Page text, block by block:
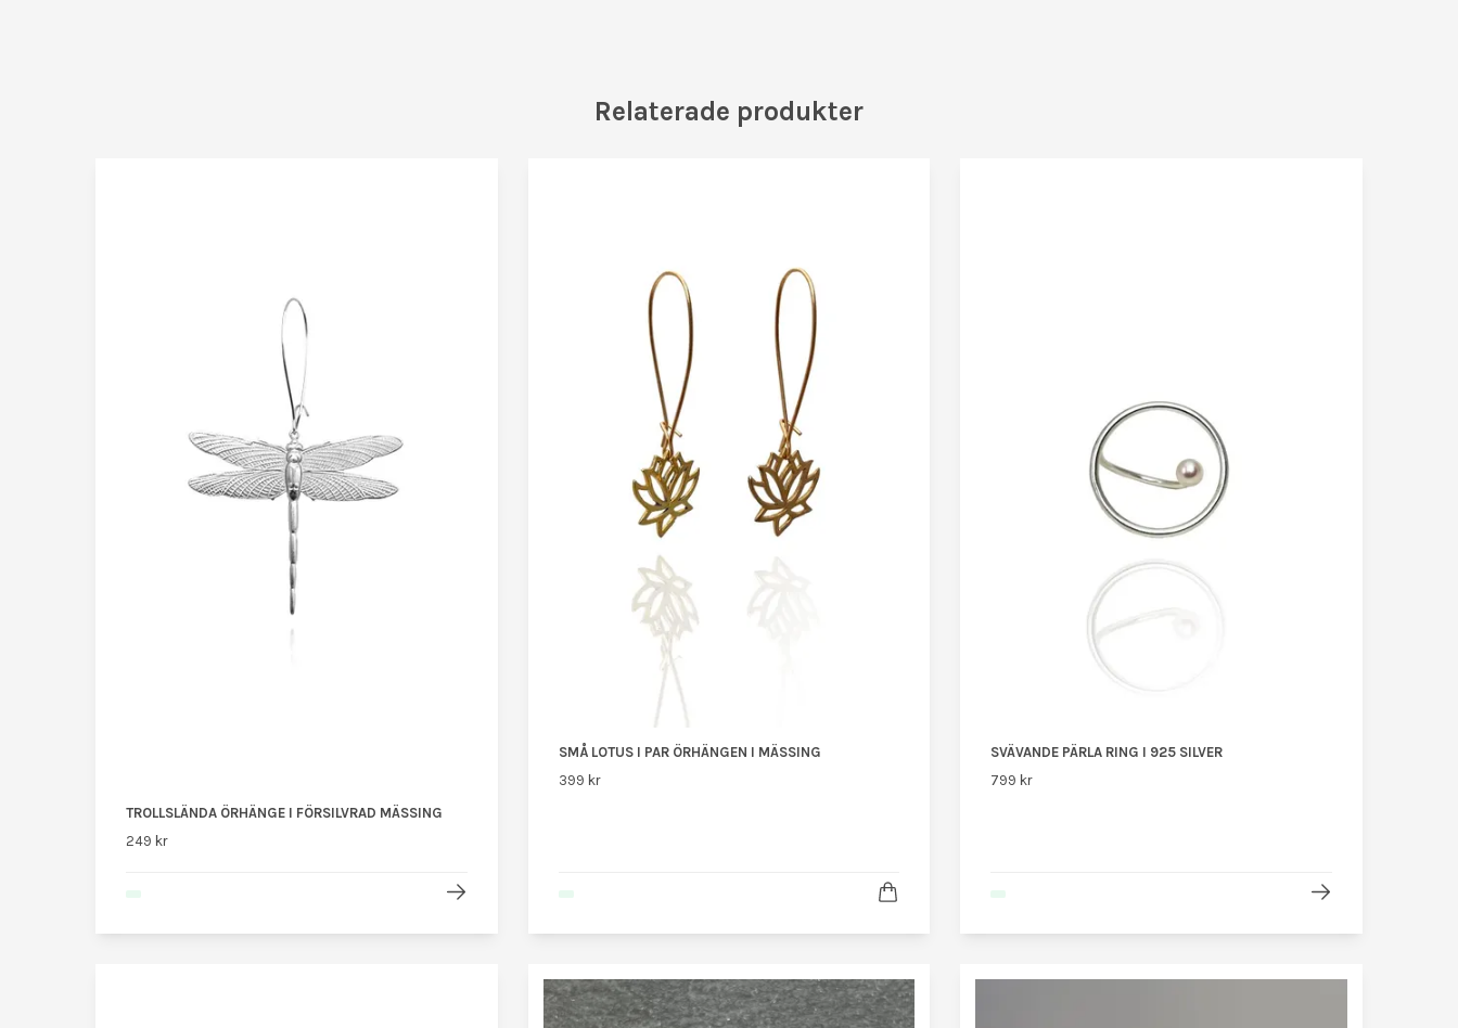
Relaterade produkter
TROLLSLÄNDA ÖRHÄNGE I FÖRSILVRAD MÄSSING
249 kr
SMÅ LOTUS I PAR ÖRHÄNGEN I MÄSSING
399 kr
SVÄVANDE PÄRLA RING I 925 SILVER
799 kr